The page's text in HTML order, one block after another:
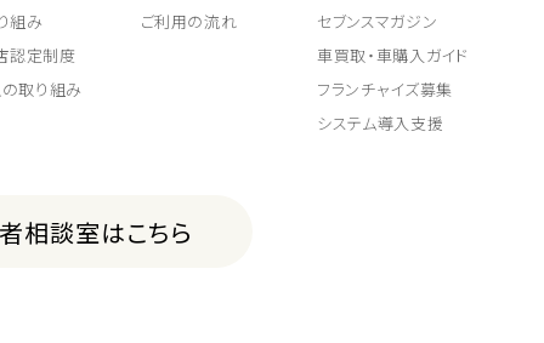
組み
認定制度
取り組み
ご利用の流れ
セブンスマガジン
車買取・車購入ガイド
フランチャイズ募集
システム導入支援
相談室はこちら